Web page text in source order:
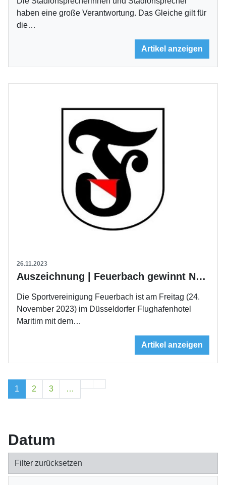
haben eine große Verantwortung. Das Gleiche gilt für
die…
Artikel anzeigen
26.11.2023
Auszeichnung | Feuerbach gewinnt Nachhaltigkeitspreis
Die Sportvereinigung Feuerbach ist am Freitag (24.
November 2023) im Düsseldorfer Flughafenhotel
Maritim mit dem…
Artikel anzeigen
1 2 3 …
Datum
Filter zurücksetzen